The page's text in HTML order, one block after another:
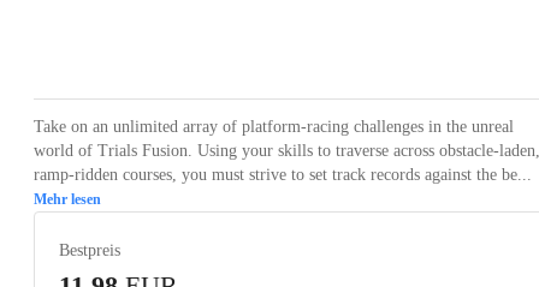
Take on an unlimited array of platform-racing challenges in the unreal
world of Trials Fusion. Using your skills to traverse across obstacle-laden,
ramp-ridden courses, you must strive to set track records against the be...
Mehr lesen
Bestpreis